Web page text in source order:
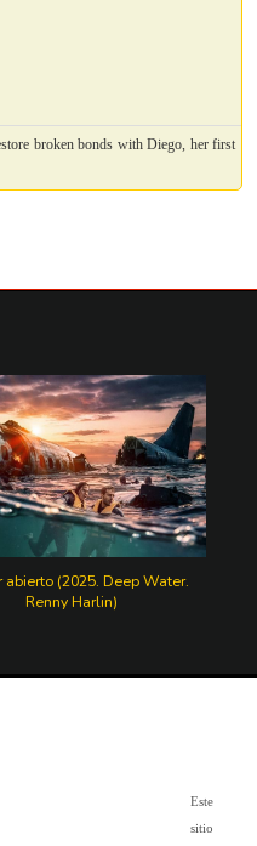
broken bonds with Diego, her first
abierto (2025. Deep Water.
Renny Harlin)
Este
sitio